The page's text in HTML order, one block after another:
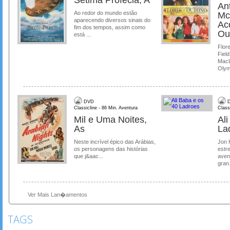
Ao redor do mundo estão
aparecendo diversos sinais do
fim dos tempos, assim como
está ...
DVD
Classicline - 86 Min. Aventura
Mil e Uma Noites,
As
Neste incrível épico das Arábias,
os personagens das histórias
que j&aac...
Ali
Jon
Ver Mais Lan�amentos
TAGS